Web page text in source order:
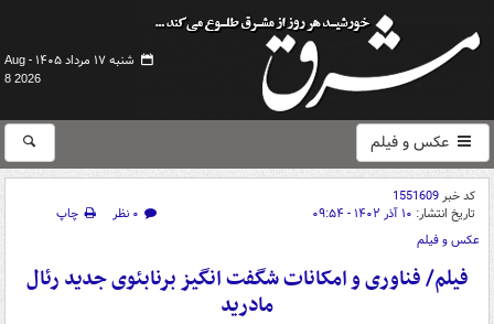
شنبه ۱۷ مرداد ۱۴۰۵ -
Aug
8 2026
عکس و فیلم
کد خبر1551609
تاریخ انتشار: ۱۰ آذر ۱۴۰۲ - ۰۹:۵۴ ۰ نظر
چاپ
عکس و فیلم
فیلم/ فناوری و امکانات شگفت انگیز برنابئوی جدید رئال
مادرید